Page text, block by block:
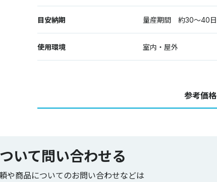
目安納期 量産期間 約30～40日
使用環境 室内・屋外
参考価格
いて問い合わせる
や商品についてのお問い合わせなどは